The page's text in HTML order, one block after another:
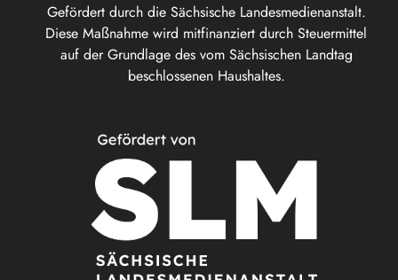
Gefördert durch die Sächsische Landesmedienanstalt.
Diese Maßnahme wird mitfinanziert durch Steuermittel
auf der Grundlage des vom Sächsischen Landtag
beschlossenen Haushaltes.